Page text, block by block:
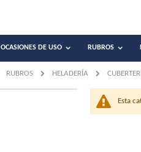
OCASIONES DE USO RUBROS
RUBROS HELADERÍA
Esta